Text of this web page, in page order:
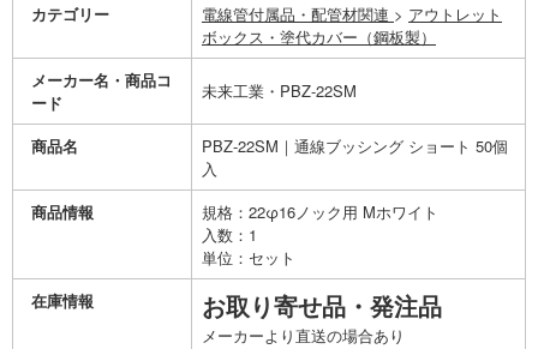
カテゴリー 電線管付属品・配管材関連 > アウトレット
ボックス・塗代カバー（鋼板製）
メーカー名・商品コ
ード
未来工業・PBZ-22SM
商品名
PBZ-22SM｜通線ブッシング ショート 50個
入
商品情報
規格：22φ16ノック用 Mホワイト
入数：1
単位：セット
在庫情報
お取り寄せ品・発注品
メーカーより直送の場合あり